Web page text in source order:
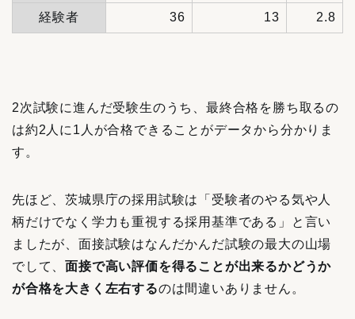
経験者 36 13 2.8
2次試験に進んだ受験生のうち、最終合格を勝ち取るの
は約2人に1人が合格できることがデータから分かりま
す。
先ほど、茨城県庁の採用試験は「受験者のやる気や人
柄だけでなく学力も重視する採用基準である」と言い
ましたが、面接試験はなんだかんだ試験の最大の山場
でして、面接で高い評価を得ることが出来るかどうか
が合格を大きく左右するのは間違いありません。